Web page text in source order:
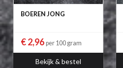
BOEREN JONG
€ 2,96 per 100 gram
Bekijk & bestel